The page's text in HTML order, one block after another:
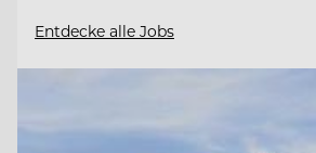
Entdecke alle Jobs